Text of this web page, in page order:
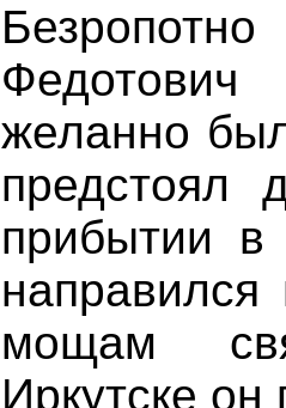
желанно
предстоял
прибытии
мощам
Иркутске